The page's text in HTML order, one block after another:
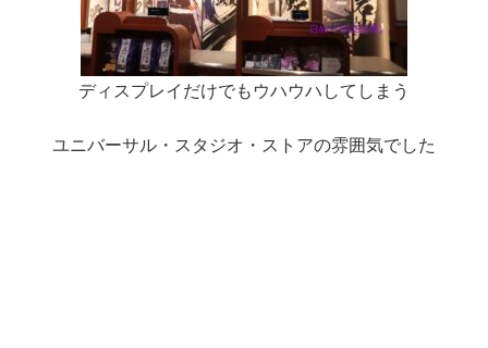
ディスプレイだけでもウハウハしてしまう
ユニバーサル・スタジオ・ストアの雰囲気でした